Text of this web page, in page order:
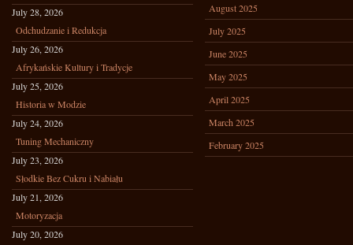
July 28, 2026
Odchudzanie i Redukcja
July 26, 2026
Afrykańskie Kultury i Tradycje
July 25, 2026
Historia w Modzie
July 24, 2026
Tuning Mechaniczny
July 23, 2026
Słodkie Bez Cukru i Nabiału
July 21, 2026
Motoryzacja
July 20, 2026
August 2025
July 2025
June 2025
May 2025
April 2025
March 2025
February 2025